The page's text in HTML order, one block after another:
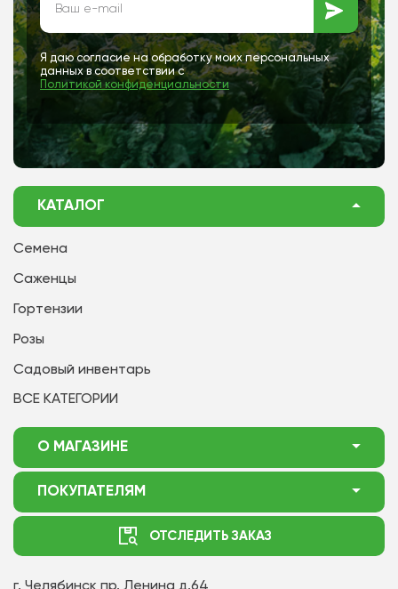
Я даю согласие на обработку моих персональных
данных в соответствии с
Политикой конфиденциальности
КАТАЛОГ
Семена
Саженцы
Гортензии
Розы
Садовый инвентарь
ВСЕ КАТЕГОРИИ
О МАГАЗИНЕ
О нас
Акции
ПОКУПАТЕЛЯМ
Как оформить заказ
Статьи садоводу
Оптовым покупателям
ОТСЛЕДИТЬ ЗАКАЗ